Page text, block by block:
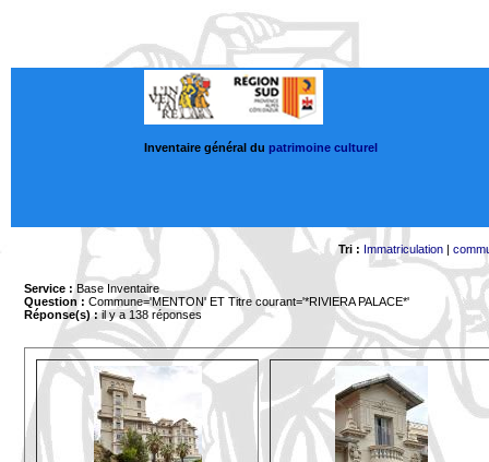
Inventaire général du patrimoine culturel
Tri : Immatriculation|
Service : Base Inventaire
Question : Commune='MENTON' ET Titre courant='*RIVIERA PALACE*'
Réponse(s) :il y a 138 réponses